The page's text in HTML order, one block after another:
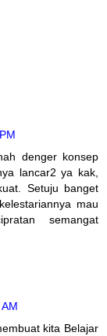
denger konsep
lancar2 ya kak,
Setuju banget
mau
semangat
kita Belajar